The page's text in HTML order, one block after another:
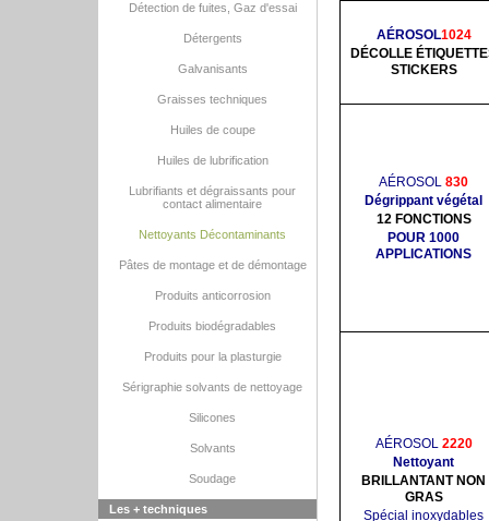
Détection de fuites, Gaz d'essai
Détergents
Galvanisants
Graisses techniques
Huiles de coupe
Huiles de lubrification
Lubrifiants et dégraissants pour
contact alimentaire
Nettoyants Décontaminants
Pâtes de montage et de démontage
Produits anticorrosion
Produits biodégradables
Produits pour la plasturgie
Sérigraphie solvants de nettoyage
Silicones
Solvants
Soudage
Les + techniques
AÉROSOL1024
DÉCOLLE
STICKERS
AÉROSOL 830
Dégrippant végétal
12 FONCTIONS
POUR 1000
APPLICATIONS
AÉROSOL 2220
Nettoyant
BRILLANTANT NON
GRAS
Spécial inoxydables